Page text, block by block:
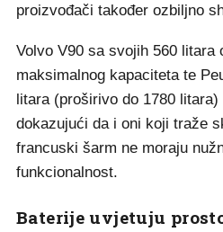
proizvođači također ozbiljno
Volvo V90 sa svojih 560 litara
maksimalnog kapaciteta te
litara (proširivo do 1780
dokazujući da i oni koji traže
francuski šarm ne moraju
funkcionalnost.
Baterije uvjetuju